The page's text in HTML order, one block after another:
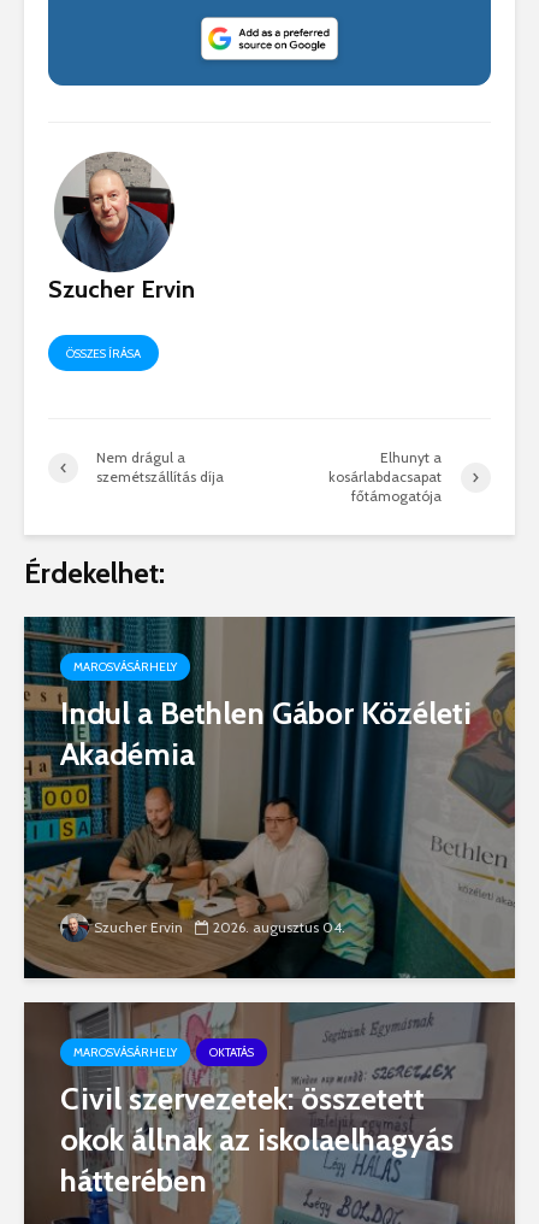
Szucher Ervin
ÖSSZES ÍRÁSA
Nem drágul a
szemétszállítás díja
Elhunyt a
kosárlabdacsapat
főtámogatója
Érdekelhet:
MAROSVÁSÁRHELY
Indul a Bethlen Gábor Közéleti
Akadémia
Szucher Ervin 2026. augusztus 04.
MAROSVÁSÁRHELY OKTATÁS
Civil szervezetek: összetett
okok állnak az iskolaelhagyás
hátterében